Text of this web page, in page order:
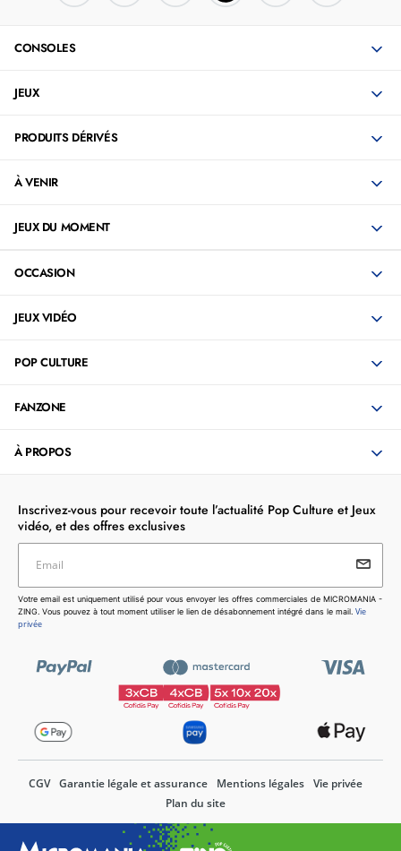
CONSOLES
JEUX
PRODUITS DÉRIVÉS
À VENIR
JEUX DU MOMENT
OCCASION
JEUX VIDÉO
POP CULTURE
FANZONE
À PROPOS
Inscrivez-vous pour recevoir toute l’actualité Pop Culture et Jeux
vidéo, et des offres exclusives
Votre email est uniquement utilisé pour vous envoyer les
offres commerciales de MICROMANIA - ZING. Vous pouvez
à tout moment utiliser le lien de désabonnement intégré dans
Email
Votre email est uniquement utilisé pour vous envoyer les offres commerciales de MICROMANIA -
ZING. Vous pouvez à tout moment utiliser le lien de désabonnement intégré dans le mail. Vie
privée
CGV Garantie légale et assurance Mentions légales
Vie privée
Plan du site